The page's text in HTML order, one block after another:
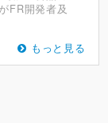
FR開発者及
もっと見る